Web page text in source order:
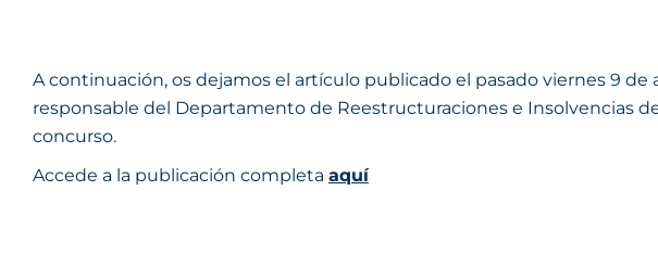
A continuación, os dejamos el artículo publicado el pasado viernes 9 de
responsable del Departamento de Reestructuraciones e Insolvencias
concurso.
Accede a la publicación completa aquí